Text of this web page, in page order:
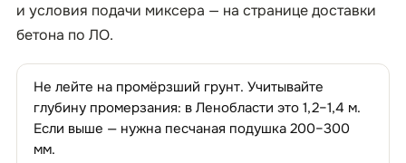
и условия подачи миксера — на страницедоставки
бетона по ЛО.
Не лейте на промёрзший грунт. Учитывайте
глубину промерзания: в Ленобласти это 1,2–1,4 м.
Если выше — нужна песчаная подушка 200–300
мм.